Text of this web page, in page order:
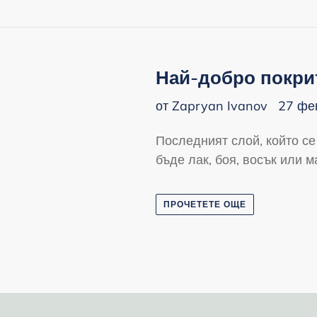
Най-добро
от Zapryan Ivanov 27
Последният слой, който
бъде лак, боя, восък или
ПРОЧЕТЕТЕ ОЩЕ